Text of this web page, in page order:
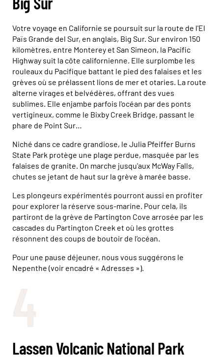
Votre voyage en Californie se poursuit sur la route de l'El
Païs Grande del Sur, en anglais, Big Sur. Sur environ 150
kilomètres, entre Monterey et San Simeon, la Pacific
Highway suit la côte californienne. Elle surplombe les
rouleaux du Pacifique battant le pied des falaises et les
grèves où se prélassent lions de mer et otaries. La route
alterne virages et belvédères, offrant des vues
sublimes. Elle enjambe parfois l'océan par des ponts
vertigineux, comme le Bixby Creek Bridge, passant le
phare de Point Sur…
Niché dans ce cadre grandiose, le Julia Pfeiffer Burns
State Park protège une plage perdue, masquée par les
falaises de granite. On marche jusqu'aux McWay Falls,
chutes se jetant de haut sur la grève à marée basse.
Les plongeurs expérimentés pourront aussi en profiter
pour explorer la réserve sous-marine. Pour cela, ils
partiront de la grève de Partington Cove arrosée par les
cascades du Partington Creek et où les grottes
résonnent des coups de boutoir de l’océan.
Pour une pause déjeuner, nous vous suggérons le
Nepenthe (voir encadré « Adresses »).
Lassen Volcanic National Park